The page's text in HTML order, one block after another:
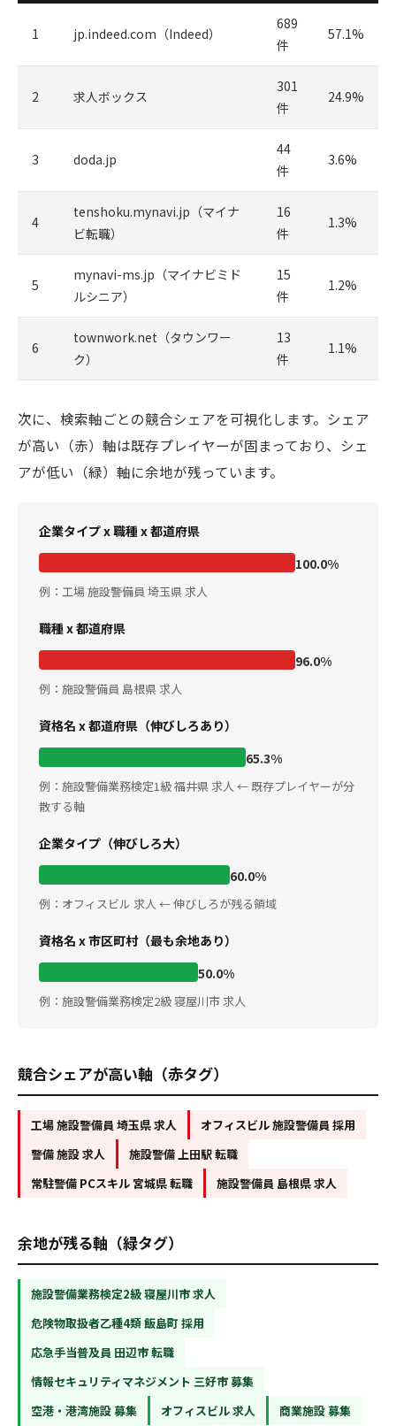
1 jp.indeed.com（Indeed）
689
件
57.1%
2 求人ボックス
301
件
24.9%
3 doda.jp
44
件
3.6%
4
tenshoku.mynavi.jp（マイナ
ビ転職）
16
件
1.3%
5
mynavi-ms.jp（マイナビミド
ルシニア）
15
件
1.2%
6
townwork.net（タウンワー
ク）
13
件
1.1%
次に、検索軸ごとの競合シェアを可視化します。シェア
が高い（赤）軸は既存プレイヤーが固まっており、シェ
アが低い（緑）軸に余地が残っています。
企業タイプ x 職種 x 都道府県
100.0%
例：工場 施設警備員 埼玉県 求人
職種 x 都道府県
96.0%
例：施設警備員 島根県 求人
資格名 x 都道府県（伸びしろあり）
65.3%
例：施設警備業務検定1級 福井県 求人 ← 既存プレイヤーが分
散する軸
企業タイプ（伸びしろ大）
60.0%
例：オフィスビル 求人 ← 伸びしろが残る領域
資格名 x 市区町村（最も余地あり）
50.0%
例：施設警備業務検定2級 寝屋川市 求人
競合シェアが高い軸（赤タグ）
工場 施設警備員 埼玉県 求人
オフィスビル 施設警備員 採用
警備 施設 求人
施設警備 上田駅 転職
常駐警備 PCスキル 宮城県 転職
施設警備員 島根県 求人
余地が残る軸（緑タグ）
施設警備業務検定2級 寝屋川市 求人
危険物取扱者乙種4類 飯島町 採用
応急手当普及員 田辺市 転職
情報セキュリティマネジメント 三好市 募集
空港・港湾施設 募集
オフィスビル 求人
商業施設 募集